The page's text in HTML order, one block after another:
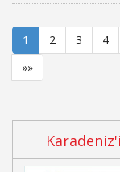
1 2 3 4
»»